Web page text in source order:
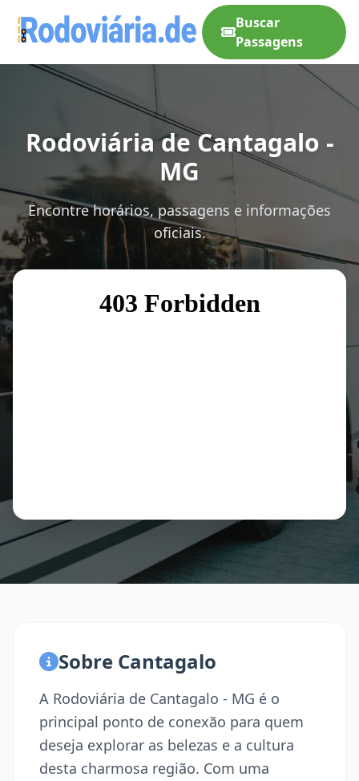
Buscar
Passagens
Rodoviária de Cantagalo -
MG
Encontre horários, passagens e informações
oficiais.
Sobre Cantagalo
A Rodoviária de Cantagalo - MG é o
principal ponto de conexão para quem
deseja explorar as belezas e a cultura
desta charmosa região. Com uma